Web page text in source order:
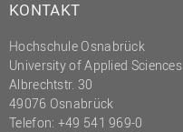
KONTAKT
Hochschule Osnabrück
University of Applied Sciences
Albrechtstr. 30
49076 Osnabrück
Telefon: +49 541 969-0